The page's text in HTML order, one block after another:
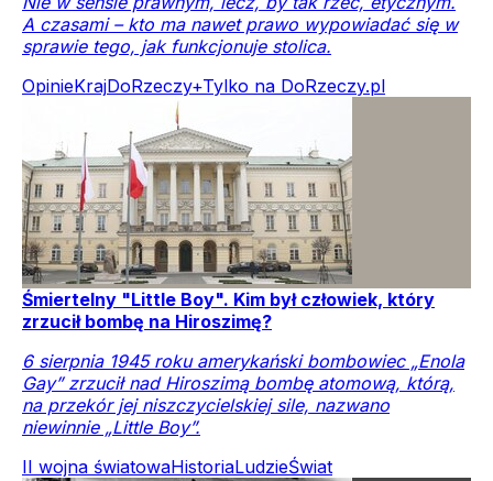
A czasami – kto ma nawet prawo wypowiadać się w
sprawie tego, jak funkcjonuje stolica.
OpinieKrajDoRzeczy+Tylko na DoRzeczy.pl
Śmiertelny "Little Boy". Kim był człowiek, który
zrzucił bombę na Hiroszimę?
6 sierpnia 1945 roku amerykański bombowiec „Enola
Gay” zrzucił nad Hiroszimą bombę atomową, którą,
na przekór jej niszczycielskiej sile, nazwano
niewinnie „Little Boy”.
II wojna światowaHistoriaLudzieŚwiat